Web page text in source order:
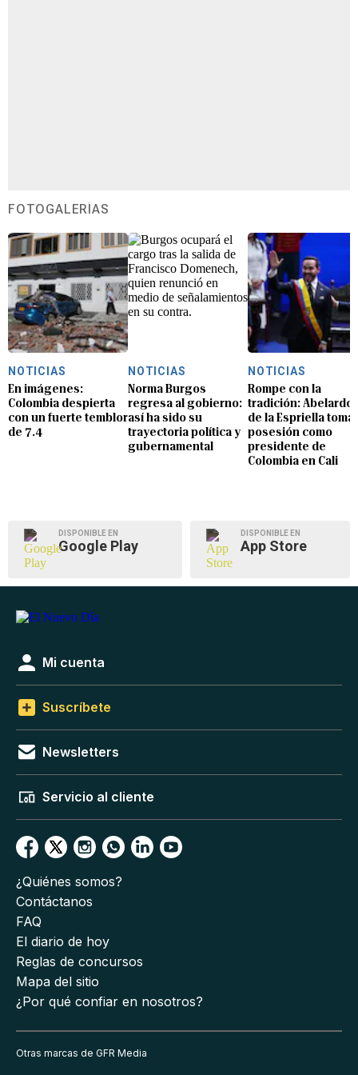
FOTOGALERÍAS
NOTICIAS
En imágenes:
Colombia despierta
con un fuerte temblor
de 7.4
NOTICIAS
Norma Burgos
regresa al gobierno:
así ha sido su
trayectoria política y
gubernamental
NOTICIAS
Rompe con la
tradición: Abelardo
de la Espriella toma
posesión como
presidente de
Colombia en Cali
DISPONIBLE EN
Google Play
DISPONIBLE EN
App Store
Mi cuenta
Suscríbete
Newsletters
Servicio al cliente
¿Quiénes somos?
Contáctanos
FAQ
El diario de hoy
Reglas de concursos
Mapa del sitio
¿Por qué confiar en nosotros?
Otras marcas de GFR Media